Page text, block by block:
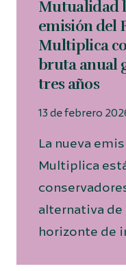
Mutualidad
emisión del
Multiplica
bruta anual
tres años
13 de febrero
La nueva
Multiplica
alternativa de
horizonte de